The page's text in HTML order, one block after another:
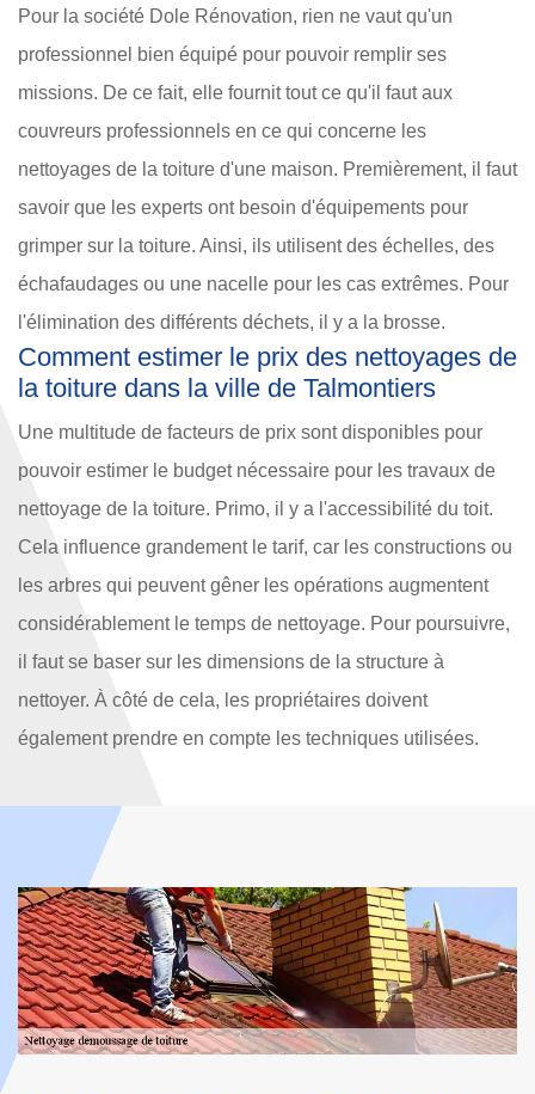
Pour la société Dole Rénovation, rien ne vaut qu'un
professionnel bien équipé pour pouvoir remplir ses
missions. De ce fait, elle fournit tout ce qu'il faut aux
couvreurs professionnels en ce qui concerne les
nettoyages de la toiture d'une maison. Premièrement, il faut
savoir que les experts ont besoin d'équipements pour
grimper sur la toiture. Ainsi, ils utilisent des échelles, des
échafaudages ou une nacelle pour les cas extrêmes. Pour
l'élimination des différents déchets, il y a la brosse.
Comment estimer le prix des nettoyages de
la toiture dans la ville de Talmontiers
Une multitude de facteurs de prix sont disponibles pour
pouvoir estimer le budget nécessaire pour les travaux de
nettoyage de la toiture. Primo, il y a l'accessibilité du toit.
Cela influence grandement le tarif, car les constructions ou
les arbres qui peuvent gêner les opérations augmentent
considérablement le temps de nettoyage. Pour poursuivre,
il faut se baser sur les dimensions de la structure à
nettoyer. À côté de cela, les propriétaires doivent
également prendre en compte les techniques utilisées.